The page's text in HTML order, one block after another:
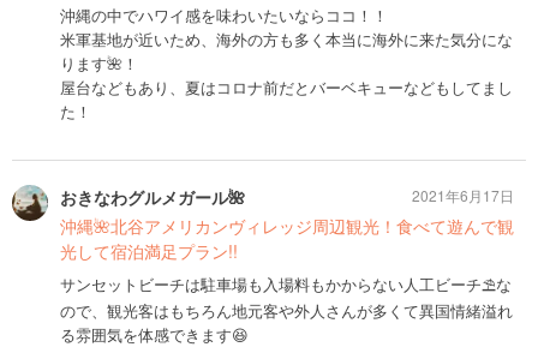
沖縄の中でハワイ感を味わいたいならココ！！
米軍基地が近いため、海外の方も多く本当に海外に来た気分にな
ります🌺！
屋台などもあり、夏はコロナ前だとバーベキューなどもしてまし
た！
おきなわグルメガール🌺
沖縄🌺北谷アメリカンヴィレッジ周辺観光！食べて遊んで観
光して宿泊満足プラン!!
サンセットビーチは駐車場も入場料もかからない人工ビーチ⛱な
ので、観光客はもちろん地元客や外人さんが多くて異国情緒溢れ
る雰囲気を体感できます😆
2021年6月17日